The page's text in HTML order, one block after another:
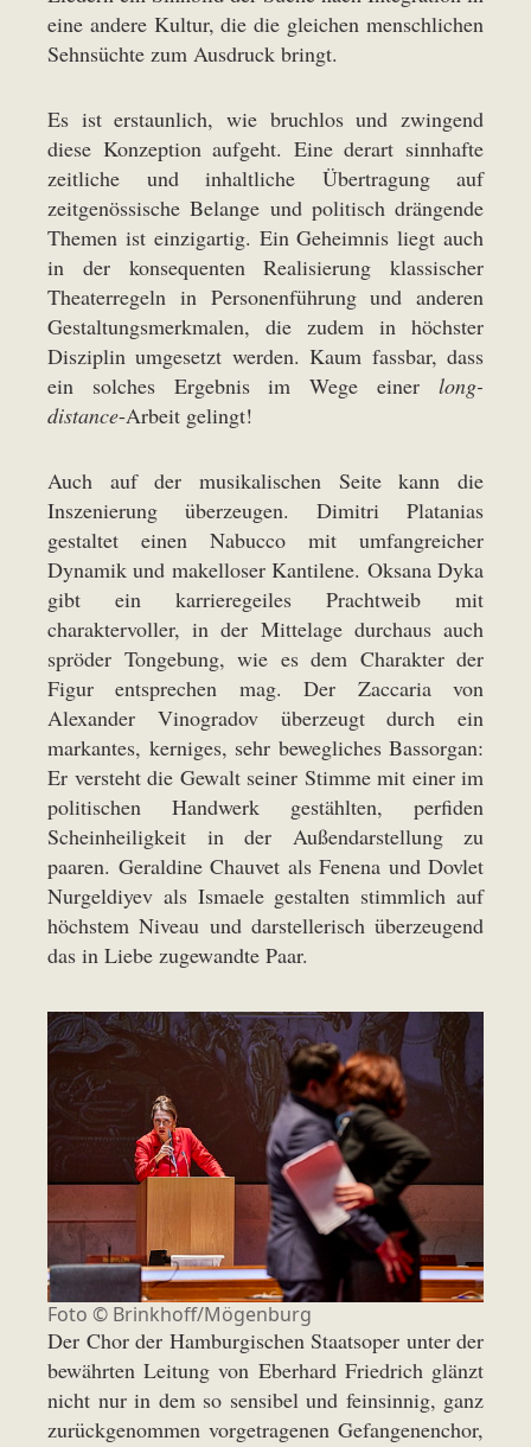
eine andere Kultur, die die gleichen menschlichen
Sehnsüchte zum Ausdruck bringt.
Es ist erstaunlich, wie bruchlos und zwingend
diese Konzeption aufgeht. Eine derart sinnhafte
zeitliche und inhaltliche Übertragung auf
zeitgenössische Belange und politisch drängende
Themen ist einzigartig. Ein Geheimnis liegt auch
in der konsequenten Realisierung klassischer
Theaterregeln in Personenführung und anderen
Gestaltungsmerkmalen, die zudem in höchster
Disziplin umgesetzt werden. Kaum fassbar, dass
ein solches Ergebnis im Wege einer long-
distance-Arbeit gelingt!
Auch auf der musikalischen Seite kann die
Inszenierung überzeugen. Dimitri Platanias
gestaltet einen Nabucco mit umfangreicher
Dynamik und makelloser Kantilene. Oksana Dyka
gibt ein karrieregeiles Prachtweib mit
charaktervoller, in der Mittelage durchaus auch
spröder Tongebung, wie es dem Charakter der
Figur entsprechen mag. Der Zaccaria von
Alexander Vinogradov überzeugt durch ein
markantes, kerniges, sehr bewegliches Bassorgan:
Er versteht die Gewalt seiner Stimme mit einer im
politischen Handwerk gestählten, perfiden
Scheinheiligkeit in der Außendarstellung zu
paaren. Geraldine Chauvet als Fenena und Dovlet
Nurgeldiyev als Ismaele gestalten stimmlich auf
höchstem Niveau und darstellerisch überzeugend
das in Liebe zugewandte Paar.
Foto © Brinkhoff/Mögenburg
Der Chor der Hamburgischen Staatsoper unter der
bewährten Leitung von Eberhard Friedrich glänzt
nicht nur in dem so sensibel und feinsinnig, ganz
zurückgenommen vorgetragenen Gefangenenchor,